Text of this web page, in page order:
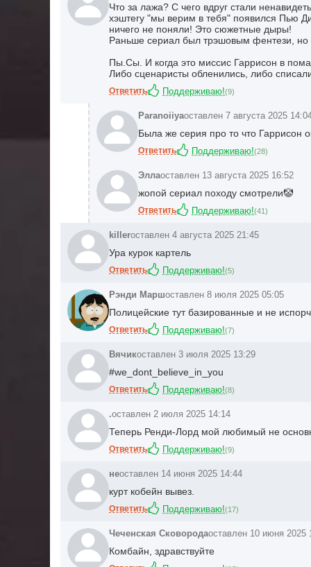
Что за лажа? С чего вдруг стали
хэштегу "мы верим в тебя" появился Пью
ничего не поняли! Это сюжетные дыры!
Раньше сериал был трэшовым фентези, но
Пы.Сы. И когда это миссис Гаррисон в
Либо сценаристы обленились, либо
Ответить Поддерживаю!(9)
Paranoiiyaоставлен 7 августа 2025
Была же серия про то что Гаррисон
Ответить Поддерживаю!(28)
Эллаоставлен 13 августа 2025 16:52
жопой сериал походу смотрели🤡
Ответить Поддерживаю!(41)
killerоставлен 4 августа 2025 21:45
Ура курок картель
Ответить Поддерживаю!(5)
Рэнди Маршоставлен 8 июля 2025 05:05
Полицейские тут базированные и не
Ответить Поддерживаю!(7)
Вячикоставлен 3 июля 2025 13:29
#we_dont_believe_in_you
Ответить Поддерживаю!(8)
.оставлен 2 июля 2025 14:14
Теперь Ренди-Лорд мой любимый не
Ответить Поддерживаю!(9)
неоставлен 14 июня 2025 14:44
курт кобейн вывез.
Ответить Поддерживаю!(17)
Чеченская Сковородаоставлен 10 июня 2025
Комбайн, здравствуйте